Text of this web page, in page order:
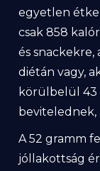
egyetlen
csak 858
és snackekre,
diétán vagy,
körülbelül 43
bevitelednek,
A 52 gramm
jóllakottság